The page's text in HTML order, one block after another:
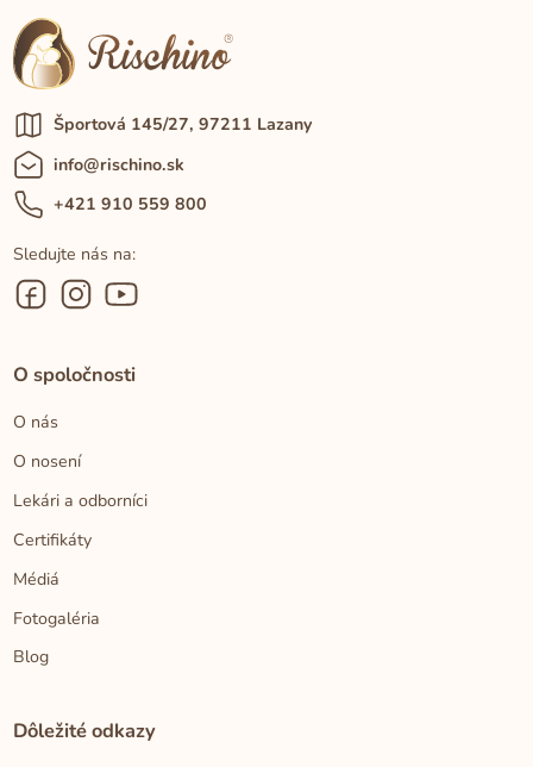
Športová 145/27, 97211 Lazany
info@rischino.sk
+421 910 559 800
Sledujte nás na:
O spoločnosti
O nás
O nosení
Lekári a odborníci
Certifikáty
Médiá
Fotogaléria
Blog
Dôležité odkazy